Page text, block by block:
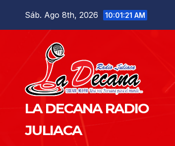
Sáb. Ago 8th, 2026 10:01:23 AM
LA DECANA RADIO
JULIACA